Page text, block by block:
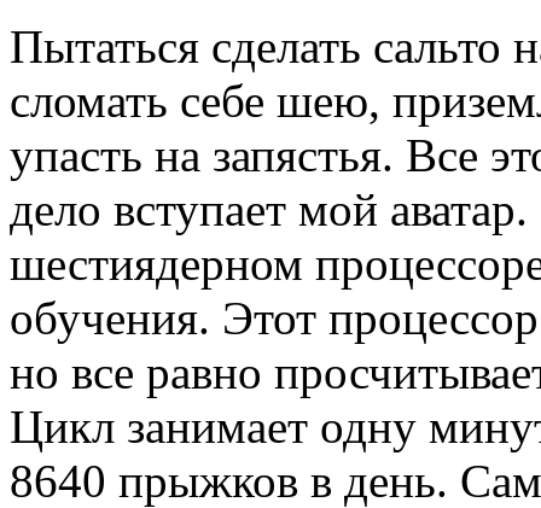
Пытаться сделать сальто
сломать себе шею,
упасть на запястья. Все
дело вступает мой
шестиядерном
обучения. Этот
но все равно
Цикл занимает одну
8640 прыжков в день.